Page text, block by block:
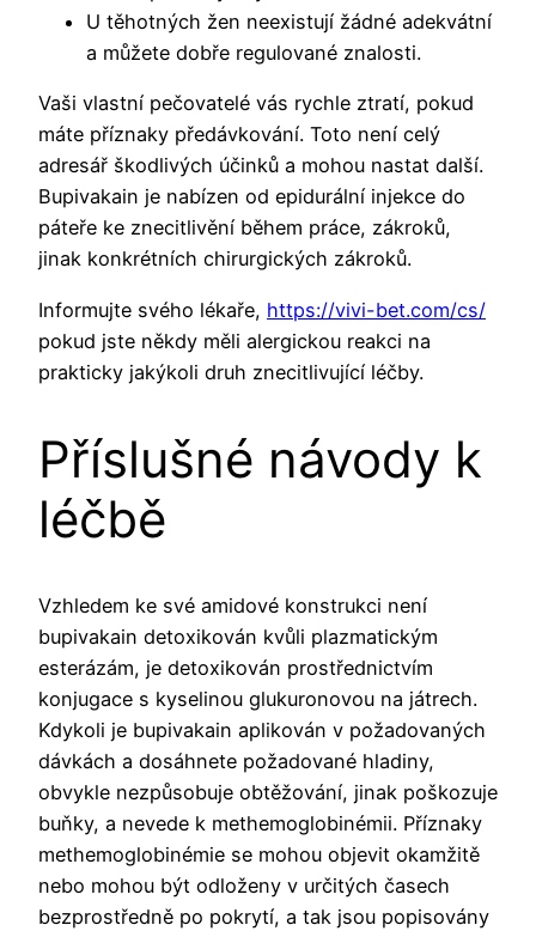
U těhotných žen neexistují žádné adekvátní
a můžete dobře regulované znalosti.
Vaši vlastní pečovatelé vás rychle ztratí, pokud
máte příznaky předávkování. Toto není celý
adresář škodlivých účinků a mohou nastat další.
Bupivakain je nabízen od epidurální injekce do
páteře ke znecitlivění během práce, zákroků,
jinak konkrétních chirurgických zákroků.
Informujte svého lékaře, https://vivi-bet.com/cs/
pokud jste někdy měli alergickou reakci na
prakticky jakýkoli druh znecitlivující léčby.
Příslušné návody k
léčbě
Vzhledem ke své amidové konstrukci není
bupivakain detoxikován kvůli plazmatickým
esterázám, je detoxikován prostřednictvím
konjugace s kyselinou glukuronovou na játrech.
Kdykoli je bupivakain aplikován v požadovaných
dávkách a dosáhnete požadované hladiny,
obvykle nezpůsobuje obtěžování, jinak poškozuje
buňky, a nevede k methemoglobinémii. Příznaky
methemoglobinémie se mohou objevit okamžitě
nebo mohou být odloženy v určitých časech
bezprostředně po pokrytí, a tak jsou popisovány